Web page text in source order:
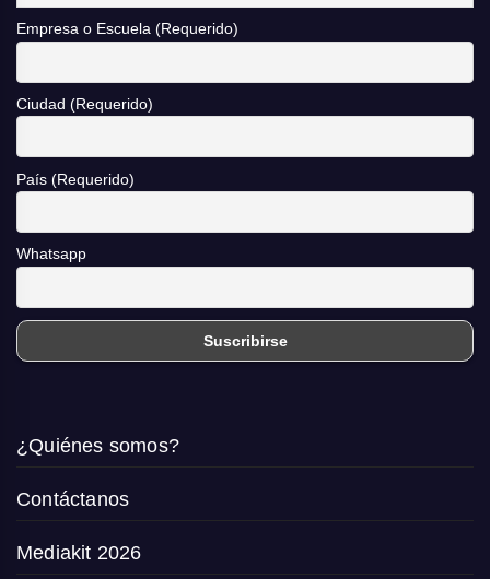
Empresa o Escuela (Requerido)
Ciudad (Requerido)
País (Requerido)
Whatsapp
¿Quiénes somos?
Contáctanos
Mediakit 2026